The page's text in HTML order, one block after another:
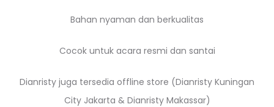
Bahan nyaman dan berkualitas
Cocok untuk acara resmi dan santai
Dianristy juga tersedia offline store (Dianristy Kuningan
City Jakarta & Dianristy Makassar)